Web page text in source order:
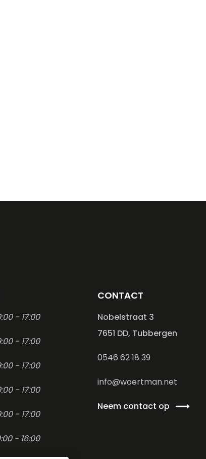
- 17:00
- 17:00
- 17:00
- 17:00
- 17:00
- 16:00
CONTACT
Nobelstraat 3
7651 DD, Tubbergen
0546 62 18 39
info@woertman.net
Neem contact op